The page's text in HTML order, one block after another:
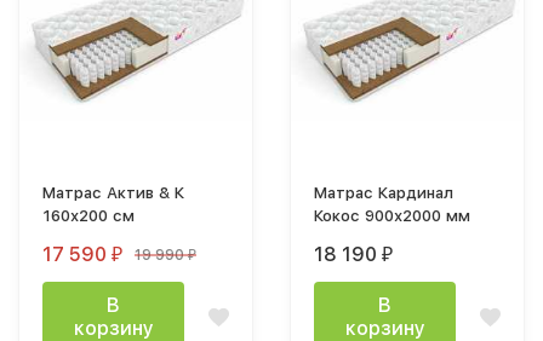
Матрас Актив & К
160х200 см
17 590 ₽ 19 990₽
В
корзину
Матрас Кардинал
Кокос 900х2000 мм
18 190 ₽
В
корзину